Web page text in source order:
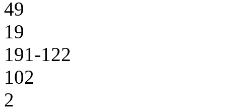
49
19
191-122
102
2